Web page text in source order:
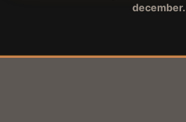
december.